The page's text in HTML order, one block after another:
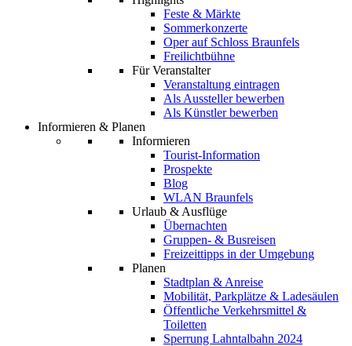
Feste & Märkte
Sommerkonzerte
Oper auf Schloss Braunfels
Freilichtbühne
Für Veranstalter
Veranstaltung eintragen
Als Aussteller bewerben
Als Künstler bewerben
Informieren & Planen
Informieren
Tourist-Information
Prospekte
Blog
WLAN Braunfels
Urlaub & Ausflüge
Übernachten
Gruppen- & Busreisen
Freizeittipps in der Umgebung
Planen
Stadtplan & Anreise
Mobilität, Parkplätze & Ladesäulen
Öffentliche Verkehrsmittel &
Toiletten
Sperrung Lahntalbahn 2024